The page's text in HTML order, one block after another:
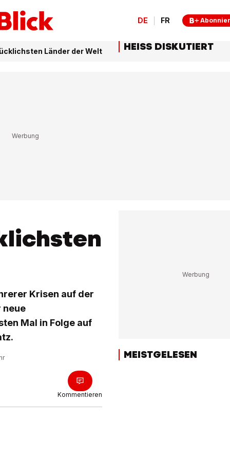
DE FR
Länder der Welt
Krisen auf der
neue
Mal in Folge auf
Kommentieren
HEISS DISKUTIERT
MEISTGELESEN